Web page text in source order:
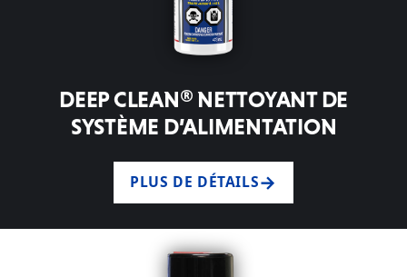
DEEP CLEAN® NETTOYANT DE
SYSTÈME D’ALIMENTATION
PLUS DE DÉTAILS